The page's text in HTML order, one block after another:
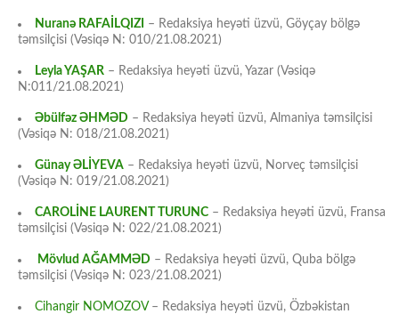
Nuranə RAFAİLQIZI
– Redaksiya heyəti üzvü, Göyçay bölgə
təmsilçisi (Vəsiqə N: 010/21.08.2021)
Leyla YAŞAR – Redaksiya heyəti üzvü, Yazar (Vəsiqə
N:011/21.08.2021)
Əbülfəz ƏHMƏD – Redaksiya heyəti üzvü, Almaniya təmsilçisi
(Vəsiqə N: 018/21.08.2021)
Günay ƏLİYEVA – Redaksiya heyəti üzvü, Norveç təmsilçisi
(Vəsiqə N: 019/21.08.2021)
CAROLİNE LAURENT TURUNC – Redaksiya heyəti üzvü, Fransa
təmsilçisi (Vəsiqə N: 022/21.08.2021)
Mövlud AĞAMMƏD – Redaksiya heyəti üzvü, Quba bölgə
təmsilçisi (Vəsiqə N: 023/21.08.2021)
Cihangir NOMOZOV– Redaksiya heyəti üzvü, Özbəkistan